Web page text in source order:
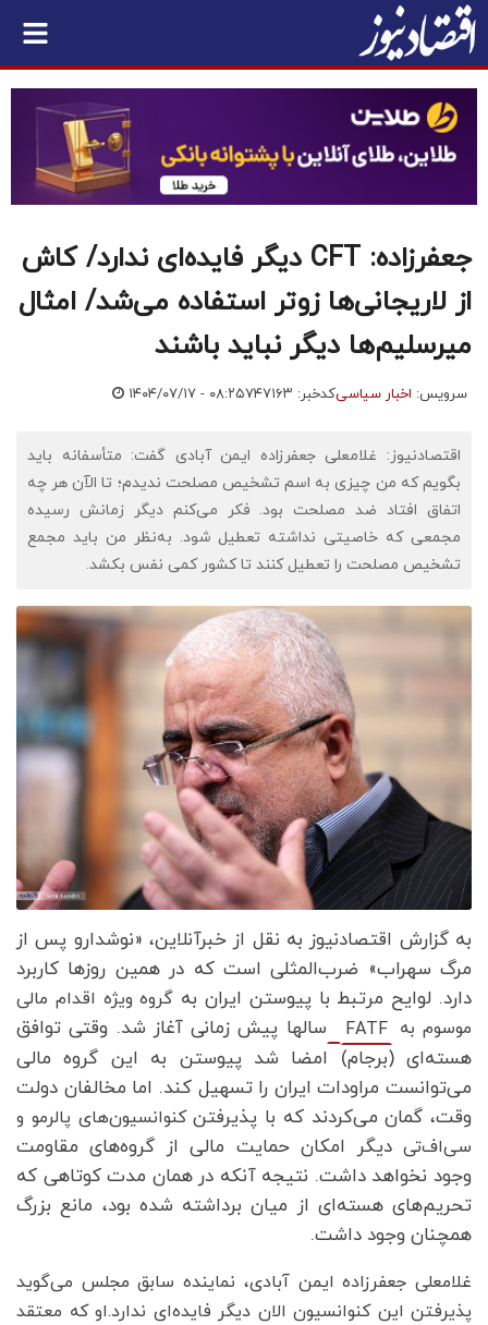
جعفرزاده: CFT دیگر فایده‌ای ندارد/ کاش
از لاریجانی‌ها زوتر استفاده می‌شد/ امثال
میرسلیم‌ها دیگر نباید باشند
سرویس: اخبار سیاسیکدخبر: ۷۴۷۱۶۳ ۱۴۰۴/۰۷/۱۷ - ۰۸:۲۵
اقتصادنیوز: غلامعلی جعفرزاده ایمن آبادی گفت: متأسفانه باید
بگویم که من چیزی به اسم تشخیص مصلحت ندیدم؛ تا الآن هر چه
اتفاق افتاد ضد مصلحت بود. فکر می‌کنم دیگر زمانش رسیده
مجمعی که خاصیتی نداشته تعطیل شود. به‌نظر من باید مجمع
تشخیص مصلحت را تعطیل کنند تا کشور کمی نفس بکشد.
به گزارش اقتصادنیوز به نقل از خبرآنلاین، «نوشدارو پس از
مرگ سهراب» ضرب‌المثلی است که در همین روزها کاربرد
دارد. لوایح مرتبط با پیوستن ایران به گروه ویژه اقدام مالی
موسوم به FATF
سالها پیش زمانی آغاز شد. وقتی توافق
هسته‌ای (برجام) امضا شد پیوستن به این گروه مالی
می‌توانست مراودات ایران را تسهیل کند. اما مخالفان دولت
وقت، گمان می‌کردند که با پذیرفتنکنوانسیون‌های پالرمو و
سی‌اف‌تی دیگر امکان حمایت مالی از گروه‌های مقاومت
وجود نخواهد داشت. نتیجه آنکه در همان مدت کوتاهی که
تحریم‌های هسته‌ای از میان برداشته شده بود، مانع بزرگ
همچنان وجود داشت.
غلامعلی جعفرزاده ایمن آبادی، نماینده سابق مجلس می‌گوید
پذیرفتن این کنوانسیون الان دیگر فایده‌ای ندارد.او که معتقد